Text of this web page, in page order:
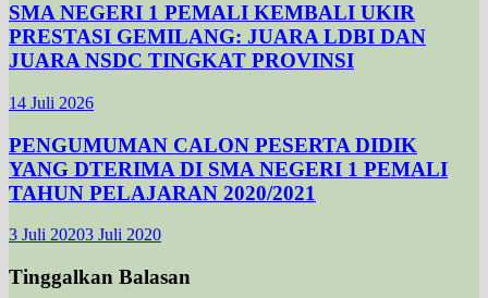
SMA NEGERI 1 PEMALI KEMBALI UKIR
PRESTASI GEMILANG: JUARA LDBI DAN
JUARA NSDC TINGKAT PROVINSI
14 Juli 2026
PENGUMUMAN CALON PESERTA DIDIK
YANG DTERIMA DI SMA NEGERI 1 PEMALI
TAHUN PELAJARAN 2020/2021
3 Juli 20203 Juli 2020
Tinggalkan Balasan